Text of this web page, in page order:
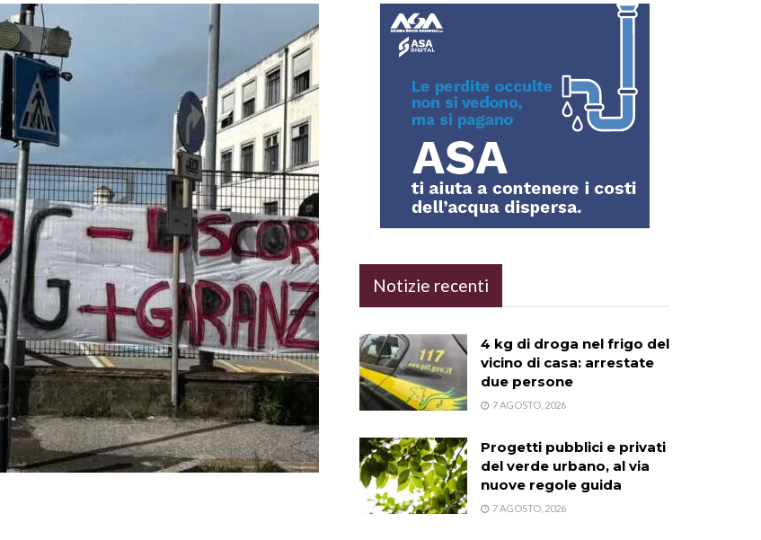
Notizie recenti
4 kg di droga nel frigo del
vicino di casa: arrestate
due persone
7 AGOSTO, 2026
Progetti pubblici e privati
del verde urbano, al via
nuove regole guida
7 AGOSTO, 2026